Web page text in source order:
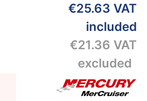
€25.63 VAT
included
€21.36 VAT
excluded